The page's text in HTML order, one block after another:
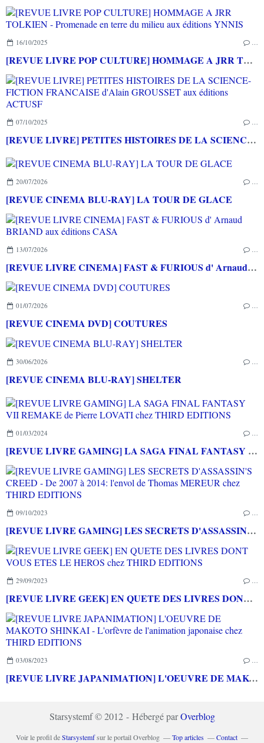
16/10/2025 …
[REVUE LIVRE POP CULTURE] HOMMAGE A JRR TOLKIEN - Promenade en terre du milieu aux éditions YNNIS
07/10/2025 …
[REVUE LIVRE] PETITES HISTOIRES DE LA SCIENCE-FICTION FRANCAISE d'Alain GROUSSET aux éditions ACTUSF
20/07/2026 …
[REVUE CINEMA BLU-RAY] LA TOUR DE GLACE
13/07/2026 …
[REVUE LIVRE CINEMA] FAST & FURIOUS d' Arnaud BRIAND aux éditions CASA
01/07/2026 …
[REVUE CINEMA DVD] COUTURES
30/06/2026 …
[REVUE CINEMA BLU-RAY] SHELTER
01/03/2024 …
[REVUE LIVRE GAMING] LA SAGA FINAL FANTASY VII REMAKE de Pierre LOVATI chez THIRD EDITIONS
09/10/2023 …
[REVUE LIVRE GAMING] LES SECRETS D'ASSASSIN'S CREED - De 2007 à 2014: l'envol de Thomas MEREUR chez THIRD EDITIONS
29/09/2023 …
[REVUE LIVRE GEEK] EN QUETE DES LIVRES DONT VOUS ETES LE HEROS chez THIRD EDITIONS
03/08/2023 …
[REVUE LIVRE JAPANIMATION] L'OEUVRE DE MAKOTO SHINKAI - L'orfèvre de l'animation japonaise chez THIRD EDITIONS
Starsystemf © 2012 - Hébergé parOverblog
Voir le profil deStarsystemfsur le portail Overblog Top articles Contact